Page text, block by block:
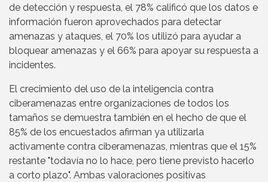
de detección y respuesta, el 78% calificó que los datos e
información fueron aprovechados para detectar
amenazas y ataques, el 70% los utilizó para ayudar a
bloquear amenazas y el 66% para apoyar su respuesta a
incidentes.
El crecimiento del uso de la inteligencia contra
ciberamenazas entre organizaciones de todos los
tamaños se demuestra también en el hecho de que el
85% de los encuestados afirman ya utilizarla
activamente contra ciberamenazas, mientras que el 15%
restante "todavía no lo hace, pero tiene previsto hacerlo
a corto plazo". Ambas valoraciones positivas